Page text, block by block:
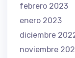
febrero 2023
enero 2023
diciembre
noviembre